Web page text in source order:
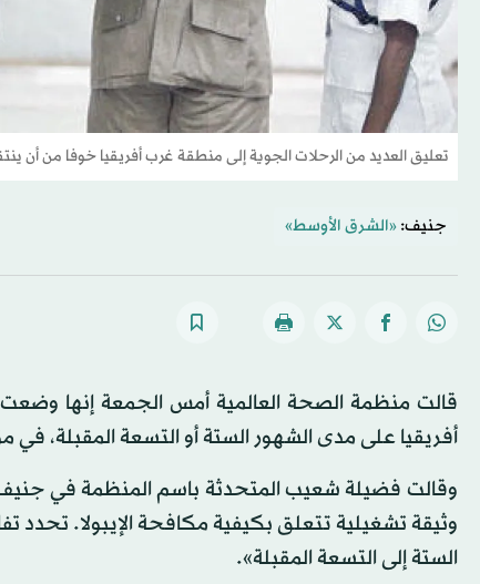
تعليق العديد من الرحلات الجوية إلى منطقة غرب أفريقيا خوفا من أن
جنيف: «الشرق الأوسط»
قالت منظمة الصحة العالمية أمس الجمعة إنها
أفريقيا على مدى الشهور الستة أو التسعة المقبلة، في
وقالت فضيلة شعيب المتحدثة باسم المنظمة في جنيف
وثيقة تشغيلية تتعلق بكيفية مكافحة الإيبولا. تحدد
الستة إلى التسعة المقبلة».